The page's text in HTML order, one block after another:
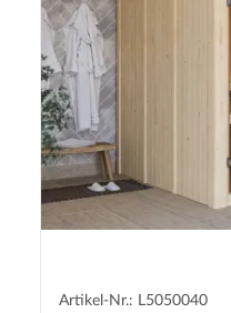
Artikel-Nr.: L5050040